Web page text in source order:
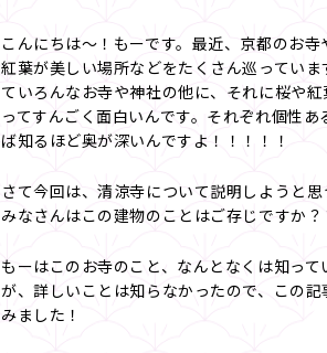
こんにちは～！もーです。最近、京都のお寺
紅葉が美しい場所などをたくさん巡っていま
ていろんなお寺や神社の他に、それに桜や
ってすんごく面白いんです。それぞれ個性あ
ば知るほど奥が深いんですよ！！！！！
さて今回は、清涼寺について説明しようと思
みなさんはこの建物のことはご存じですか？
もーはこのお寺のこと、なんとなくは知って
が、詳しいことは知らなかったので、この記
みました！